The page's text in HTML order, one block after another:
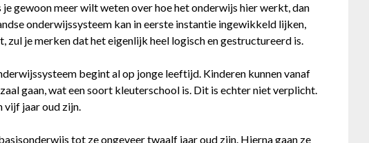
gewoon meer wilt weten over hoe het onderwijs hier werkt, dan
onderwijssysteem kan in eerste instantie ingewikkeld lijken,
zul je merken dat het eigenlijk heel logisch en gestructureerd is.
begint al op jonge leeftijd. Kinderen kunnen vanaf
gaan, wat een soort kleuterschool is. Dit is echter niet verplicht.
vijf jaar oud zijn.
tot ze ongeveer twaalf jaar oud zijn. Hierna gaan ze